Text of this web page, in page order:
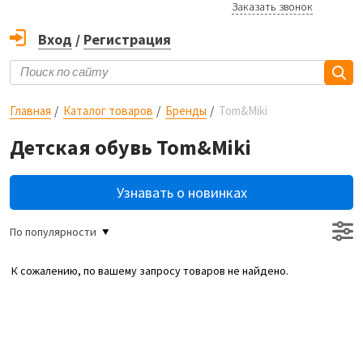
Заказать звонок
Вход / Регистрация
Главная Каталог товаров Бренды Tom&Miki
Детская обувь Tom&Miki
Узнавать о новинках
По популярности
К сожалению, по вашему запросу товаров не найдено.